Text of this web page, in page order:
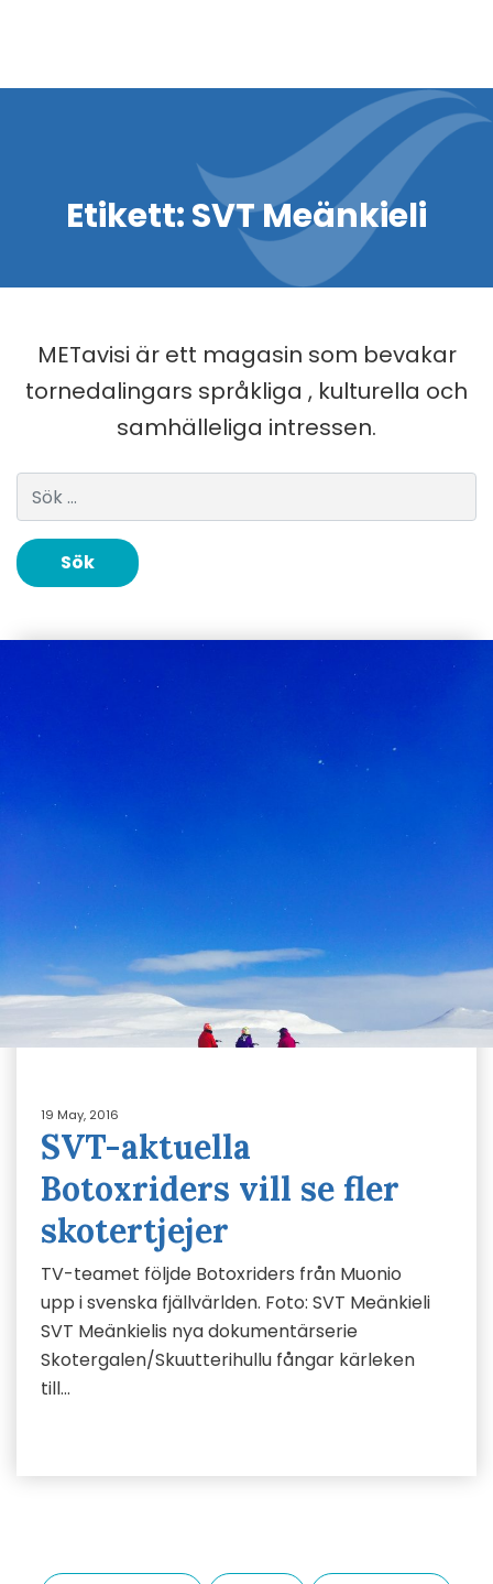
Etikett:SVT Meänkieli
METavisi är ett magasin som bevakar
tornedalingars språkliga , kulturella och
samhälleliga intressen.
Sök efter:
19 May, 2016
SVT-aktuella
Botoxriders vill se fler
skotertjejer
TV-teamet följde Botoxriders från Muonio
upp i svenska fjällvärlden. Foto: SVT Meänkieli
SVT Meänkielis nya dokumentärserie
Skotergalen/Skuutterihullu fångar kärleken
till…